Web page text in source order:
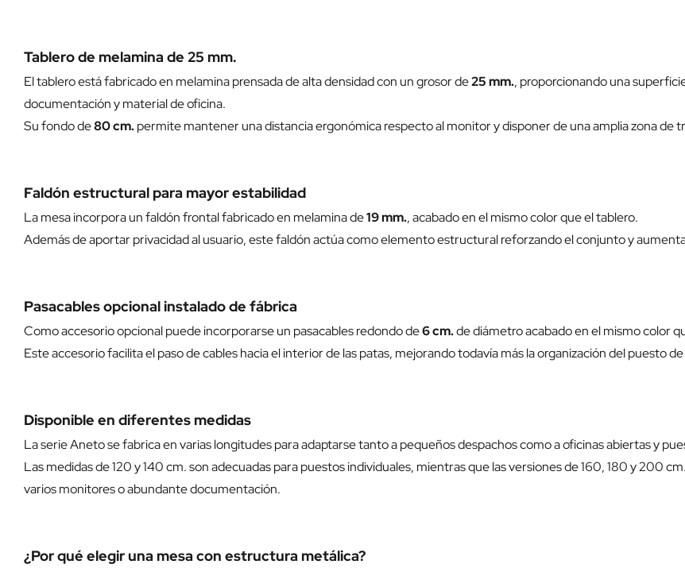
Tablero de melamina de 25 mm.
El tablero está fabricado en melamina prensada de alta densidad con un grosor de25 mm., proporcionando una
documentación y material de oficina.
Su fondo de80 cm.permite mantener una distancia ergonómica respecto al monitor y disponer de una amplia zona de
Faldón estructural para mayor estabilidad
La mesa incorpora un faldón frontal fabricado en melamina de19 mm., acabado en el mismo color que el tablero.
Además de aportar privacidad al usuario, este faldón actúa como elemento estructural reforzando el conjunto y
Pasacables opcional instalado de fábrica
Como accesorio opcional puede incorporarse un pasacables redondo de6 cm.de diámetro acabado en el mismo color
Este accesorio facilita el paso de cables hacia el interior de las patas, mejorando todavía más la organización del puesto
Disponible en diferentes medidas
La serie Aneto se fabrica en varias longitudes para adaptarse tanto a pequeños despachos como a oficinas abiertas y
Las medidas de 120 y 140 cm. son adecuadas para puestos individuales, mientras que las versiones de 160, 180 y 200
varios monitores o abundante documentación.
¿Por qué elegir una mesa con estructura metálica?